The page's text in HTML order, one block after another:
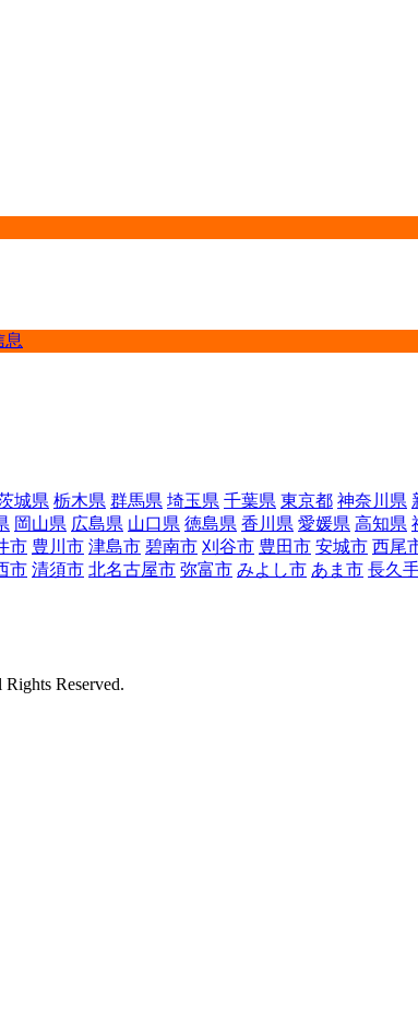
息
城県 栃木県 群馬県 埼玉県 千葉県 東京都 神奈川県
岡山県 広島県 山口県 徳島県 香川県 愛媛県 高知県
市 豊川市 津島市 碧南市 刈谷市 豊田市 安城市 西尾
市 清須市 北名古屋市 弥富市 みよし市 あま市 長久
Reserved.